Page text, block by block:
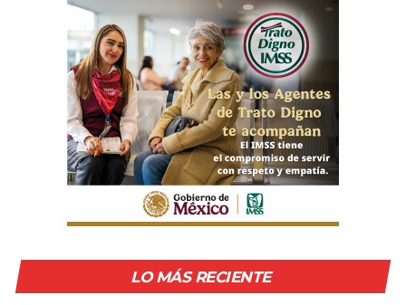
LO MÁS RECIENTE